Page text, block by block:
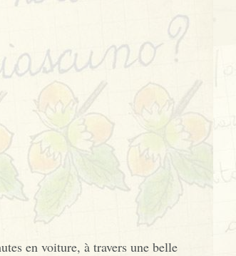
en voiture, à travers une belle